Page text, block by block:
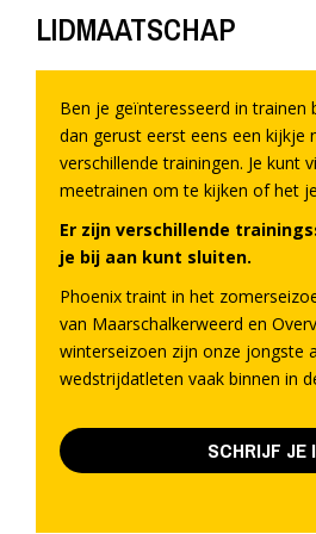
LIDMAATSCHAP
Ben je geïnteresseerd in trainen
dan gerust eerst eens een kijkje
verschillende trainingen. Je kunt
meetrainen om te kijken of het
Er zijn verschillende
je bij aan kunt sluiten.
Phoenix traint in het
van Maarschalkerweerd en
winterseizoen zijn onze jongste
wedstrijdatleten vaak binnen in
SCHRIJF JE